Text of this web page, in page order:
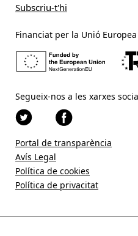
Financiat per la Unió
Segueix-nos a les xarxes
Portal de transparència
Avís Legal
Política de cookies
Política de privacitat